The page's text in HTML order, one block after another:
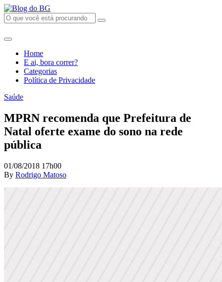
Home
E ai, bora correr?
Categorias
Política de Privacidade
Saúde
MPRN recomenda que Prefeitura de
Natal oferte exame do sono na rede
pública
01/08/2018 17h00
By Rodrigo Matoso